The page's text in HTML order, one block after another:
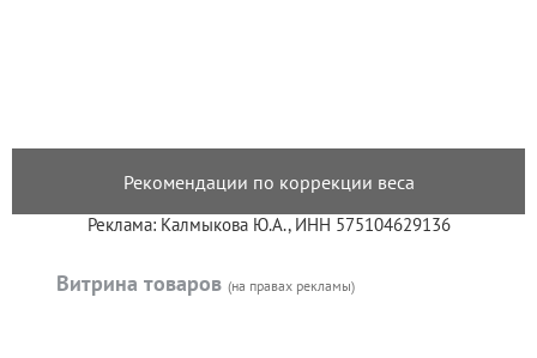
Рекомендации по коррекции веса
Реклама: Калмыкова Ю.А., ИНН 575104629136
Витрина товаров (на правах рекламы)